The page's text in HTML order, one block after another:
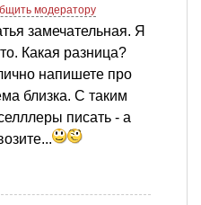
модератору
замечательная. Я
Какая разница?
напишете про
близка. С таким
писать - а